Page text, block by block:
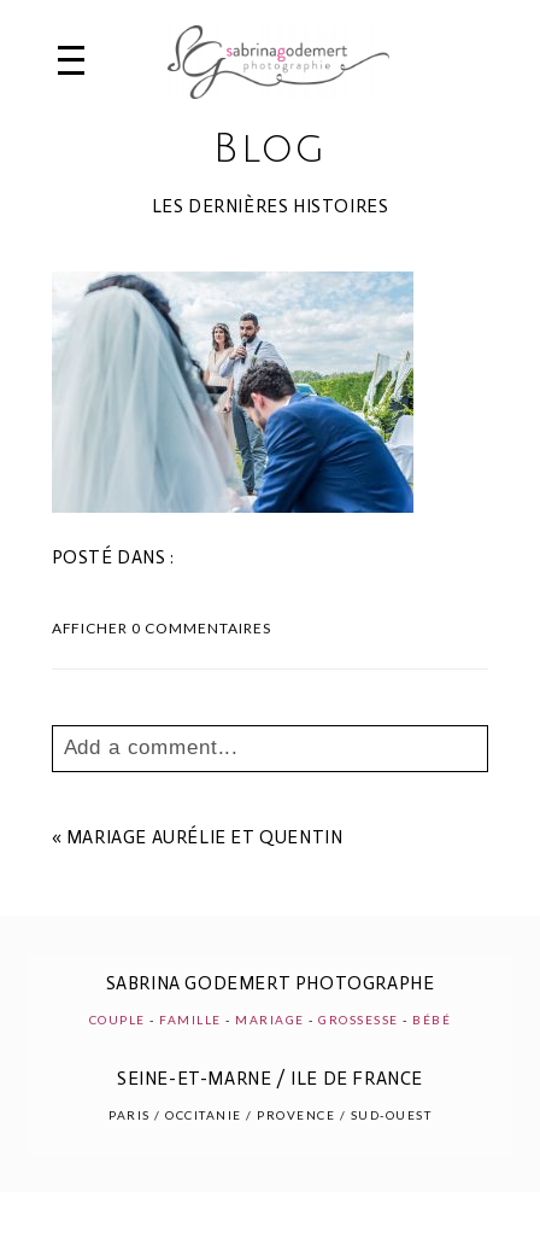
Blog
LES DERNIÈRES HISTOIRES
POSTÉ DANS :
AFFICHER0 COMMENTAIRES
Add a comment...
Les champs marqués sont requis *
POST COMMENT
« MARIAGE AURÉLIE ET QUENTIN
SABRINA GODEMERT PHOTOGRAPHE
COUPLE - FAMILLE - MARIAGE -GROSSESSE - BÉBÉ
SEINE-ET-MARNE / ILE DE FRANCE
PARIS / OCCITANIE / PROVENCE / SUD-OUEST